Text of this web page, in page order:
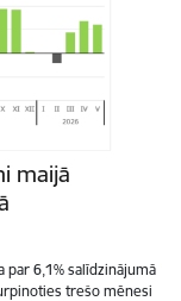
maijā
par 6,1% salīdzinājumā
trešo mēnesi